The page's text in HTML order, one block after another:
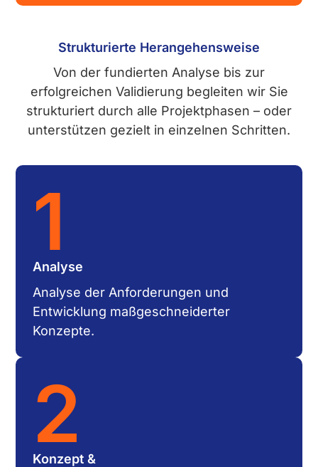
Strukturierte Herangehens­weise
Von der fundierten Analyse bis zur
erfolgreichen Validierung begleiten wir Sie
strukturiert durch alle Projektphasen – oder
unterstützen gezielt in einzelnen Schritten.
1
Analyse
Analyse der Anforderungen und
Entwicklung maßgeschneiderter
Konzepte.
2
Konzept &